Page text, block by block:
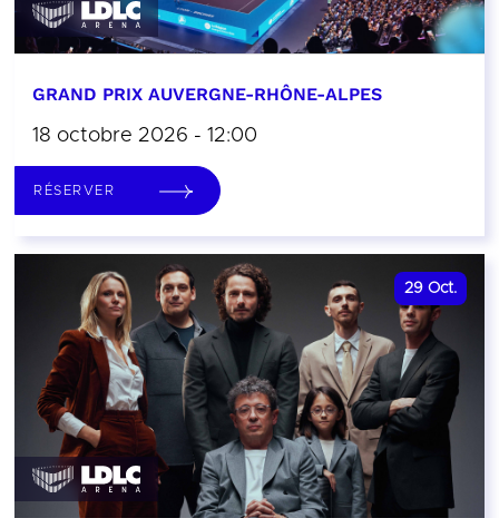
GRAND PRIX AUVERGNE-RHÔNE-ALPES
18 octobre 2026 - 12:00
RÉSERVER
29 Oct.